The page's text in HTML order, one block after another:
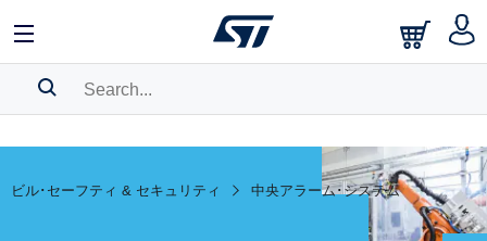
BOOKMARK
ビル･セーフティ & セキュリティ 中央アラーム･システム